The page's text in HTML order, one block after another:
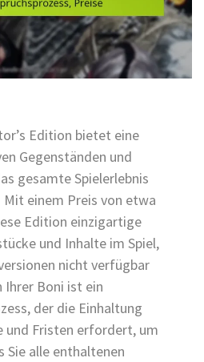
Edition bietet eine
Gegenständen und
gesamte Spielerlebnis
Mit einem Preis von etwa
Edition einzigartige
und Inhalte im Spiel,
nicht verfügbar
Ihrer Boni ist ein
der die Einhaltung
Fristen erfordert, um
Sie alle enthaltenen